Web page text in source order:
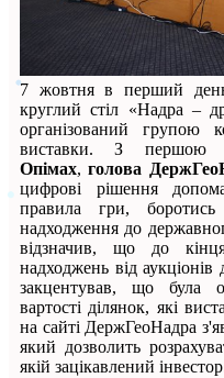
7 жовтня в перший
круглий стіл «Надра –
організований групою
виставки. З першою
Опімах,голова
цифрові рішення
правила гри,
надходження до
відзначив, що до
надходжень від
закцентував, що була
вартості ділянок, які
на сайті ДержГеоНадра
який дозволить
якій зацікавлений